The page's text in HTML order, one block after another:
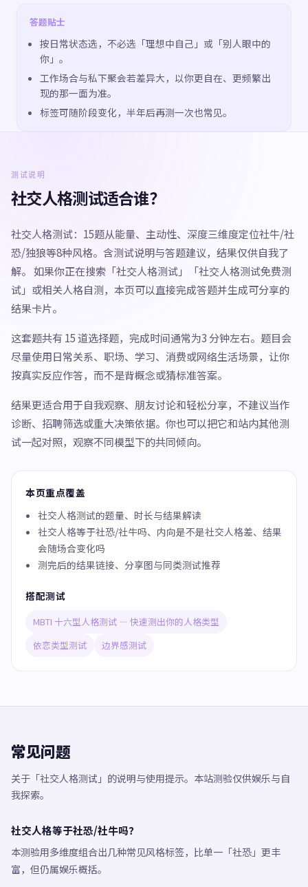
答题贴士
按日常状态选，不必选「理想中自己」或「别人眼中的
你」。
工作场合与私下聚会若差异大，以你更自在、更频繁出
现的那一面为准。
标签可随阶段变化，半年后再测一次也常见。
测试说明
社交人格测试适合谁？
社交人格测试：15题从能量、主动性、深度三维度定位社牛/社
恐/独狼等8种风格。含测试说明与答题建议，结果仅供自我了
解。 如果你正在搜索「社交人格测试」「社交人格测试免费测
试」或相关人格自测，本页可以直接完成答题并生成可分享的
结果卡片。
这套题共有 15 道选择题，完成时间通常为3 分钟左右。题目会
尽量使用日常关系、职场、学习、消费或网络生活场景，让你
按真实反应作答，而不是背概念或猜标准答案。
结果更适合用于自我观察、朋友讨论和轻松分享，不建议当作
诊断、招聘筛选或重大决策依据。你也可以把它和站内其他测
试一起对照，观察不同模型下的共同倾向。
本页重点覆盖
社交人格测试的题量、时长与结果解读
社交人格等于社恐/社牛吗、内向是不是社交人格差、结果
会随场合变化吗
测完后的结果链接、分享图与同类测试推荐
搭配测试
MBTI 十六型人格测试 — 快速测出你的人格类型
依恋类型测试
边界感测试
常见问题
关于「社交人格测试」的说明与使用提示。本站测验仅供娱乐与自
我探索。
社交人格等于社恐/社牛吗？
本测验用多维度组合出几种常见风格标签，比单一「社恐」更丰
富，但仍属娱乐概括。